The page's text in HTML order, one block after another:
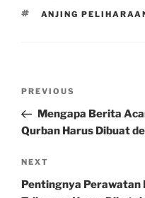
TAGS
ANJING
Previous
Post
PREVIOUS
Mengapa Berita
Qurban Harus Dibuat
Next
Post
NEXT
Pentingnya Perawatan